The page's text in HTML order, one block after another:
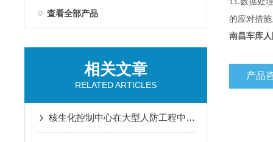
查看全部产品
相关文章
RELATED ARTICLES
核生化控制中心在大型人防工程中空气质量监测传感器的集成
11.
的应对措
南昌车库
产品